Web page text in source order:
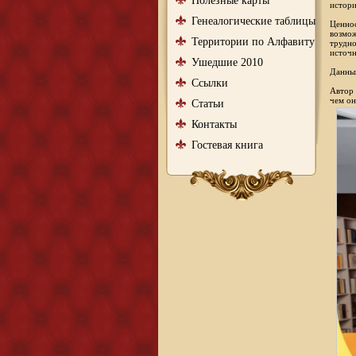
Генеалогические таблицы
Территории по Алфавиту
Ушедшие 2010
Ссылки
Статьи
Контакты
Гостевая книга
Автор
чем